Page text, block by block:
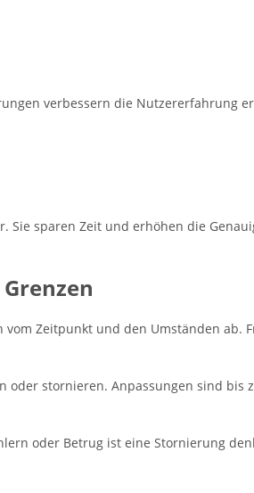
verbessern die Nutzererfahrung
Sie sparen Zeit und erhöhen die
Zeitpunkt und den Umständen ab.
stornieren. Anpassungen sind bis
oder Betrug ist eine Stornierung